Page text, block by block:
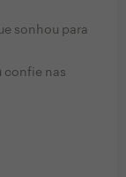
sonhou para
confie nas